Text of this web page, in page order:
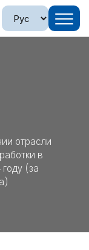
отрасли
в
(за